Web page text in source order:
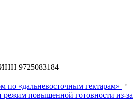
9725083184
по «дальневосточным гектарам»
повышенной готовности из‑за